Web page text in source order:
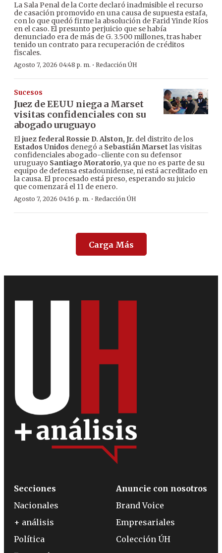
La Sala Penal de la Corte declaró inadmisible el recurso
de casación promovido en una causa de supuesta estafa,
con lo que quedó firme la absolución de Farid Yinde Ríos
en el caso. El presunto perjuicio que se había
denunciado era de más de G. 3.500 millones, tras haber
tenido un contrato para recuperación de créditos
fiscales.
Agosto 7, 2026 04:48 p. m. · Redacción ÚH
Sucesos
Juez de EEUU niega a Marset
visitas confidenciales con su
abogado uruguayo
Eljuez federal Rossie D. Alston, Jr. del distrito de los
Estados Unidos denegó a Sebastián Marset las visitas
confidenciales abogado-cliente con su defensor
uruguayo Santiago Moratorio, ya que no es parte de su
equipo de defensa estadounidense, ni está acreditado en
la causa. El procesado está preso, esperando su juicio
que comenzará el 11 de enero.
Agosto 7, 2026 04:16 p. m. · Redacción ÚH
Carga Más
Secciones
Nacionales
+ análisis
Política
Anuncie con nosotros
Brand Voice
Empresariales
Colección ÚH